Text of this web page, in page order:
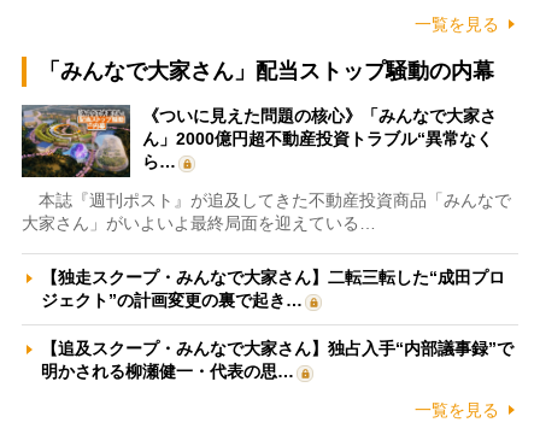
一覧を見る
「みんなで大家さん」配当ストップ騒動の内幕
《ついに見えた問題の核心》「みんなで大家さ
ん」2000億円超不動産投資トラブル“異常なく
ら…
本誌『週刊ポスト』が追及してきた不動産投資商品「みんなで
大家さん」がいよいよ最終局面を迎えている…
【独走スクープ・みんなで大家さん】二転三転した“成田プロ
ジェクト”の計画変更の裏で起き…
【追及スクープ・みんなで大家さん】独占入手“内部議事録”で
明かされる柳瀬健一・代表の思…
一覧を見る